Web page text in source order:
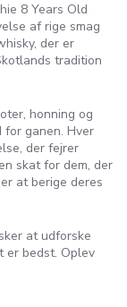
8 Years Old
af rige smag
der er
tradition
honning og
ganen. Hver
der fejrer
skat for dem, der
at berige deres
at udforske
er bedst. Oplev